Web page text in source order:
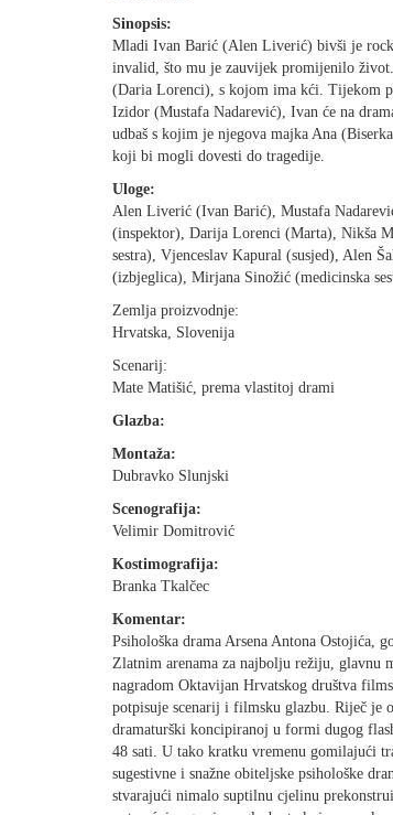
Sinopsis:
Mladi Ivan Barić (Alen Liverić) bivši je
invalid, što mu je zauvijek promijenilo
(Daria Lorenci), s kojom ima kći. Tijekom
Izidor (Mustafa Nadarević), Ivan će na
udbaš s kojim je njegova majka Ana
koji bi mogli dovesti do tragedije.
Uloge:
Alen Liverić (Ivan Barić), Mustafa
(inspektor), Darija Lorenci (Marta), Nikša
sestra), Vjenceslav Kapural (susjed), Alen
(izbjeglica), Mirjana Sinožić (medicinska
Zemlja proizvodnje:
Hrvatska, Slovenija
Scenarij:
Mate Matišić, prema vlastitoj drami
Glazba:
Montaža:
Dubravko Slunjski
Scenografija:
Velimir Domitrović
Kostimografija:
Branka Tkalčec
Komentar:
Psihološka drama Arsena Antona Ostojića,
Zlatnim arenama za najbolju režiju, glavnu
nagradom Oktavijan Hrvatskog društva
potpisuje scenarij i filmsku glazbu. Riječ je
dramaturški koncipiranoj u formi dugog
48 sati. U tako kratku vremenu gomilajući
sugestivne i snažne obiteljske psihološke
stvarajući nimalo suptilnu cjelinu